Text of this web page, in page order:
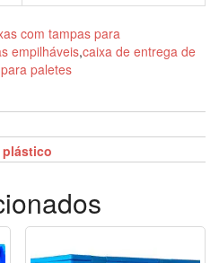
com tampas para
empilháveis,caixa de entrega de
paletes